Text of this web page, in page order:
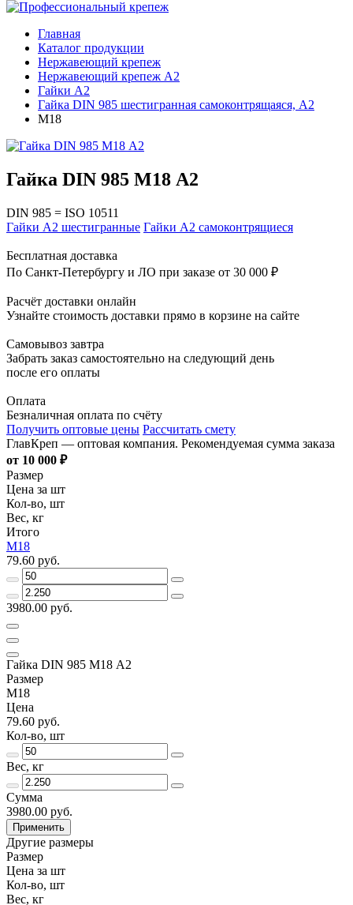
Главная
Каталог продукции
Нержавеющий крепеж
Нержавеющий крепеж А2
Гайки А2
Гайка DIN 985 шестигранная самоконтрящаяся, A2
М18
Гайка DIN 985 М18 А2
DIN 985 = ISO 10511
Гайки А2 шестигранные Гайки А2 самоконтрящиеся
Бесплатная доставка
По Санкт-Петербургу и ЛО при заказе от 30 000 ₽
Расчёт доставки онлайн
Узнайте стоимость доставки прямо в корзине на сайте
Самовывоз завтра
Забрать заказ самостоятельно на следующий день
после его оплаты
Оплата
Безналичная оплата по счёту
Получить оптовые цены Рассчитать смету
ГлавКреп — оптовая компания. Рекомендуемая сумма заказа
от 10 000 ₽
Размер
Цена за шт
Кол-во, шт
Вес, кг
Итого
М18
79.60 руб.
3980.00 руб.
Гайка DIN 985 М18 А2
Размер
М18
Цена
79.60 руб.
Кол-во, шт
Вес, кг
Сумма
3980.00 руб.
Применить
Другие размеры
Размер
Цена за шт
Кол-во, шт
Вес, кг